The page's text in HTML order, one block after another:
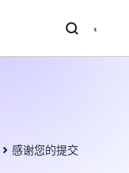
感谢您的提交